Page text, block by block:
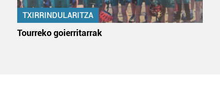
TXIRRINDULARITZA
Tourreko goierritarrak